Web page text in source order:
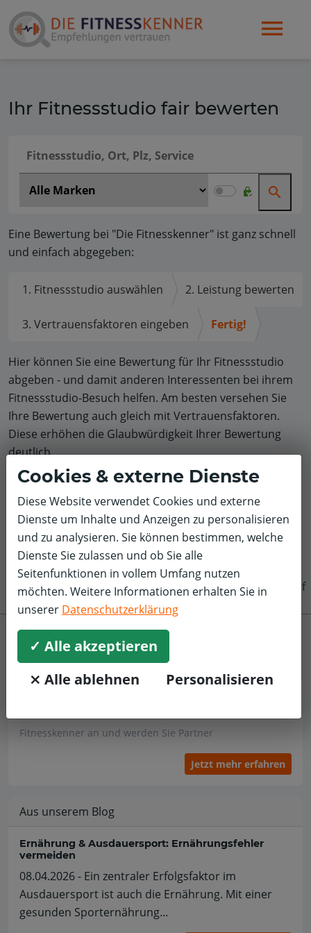
Ihr Fitnessstudio fair bewerten
Eine Bewertung bei "Die Fitnesskenner" ist ganz schnell
und einfach abgegeben:
1. Fitnessstudio auswählen 2. Leistung bewerten
3. Vertrauensfaktoren eingeben Fertig!
Hier können Sie eine Bewertung für Ihr Fitnessstudio
abgeben - und damit anderen Interessenten bei ihrem
Fitnessstudio-Besuch helfen. Am besten versehen Sie
Ihre Bewertung auch gleich mit Vertrauensfaktoren.
Diese erhöhen die Glaubwürdigkeit Ihrer Bewertung
deutlich.
Händler
Fitnesskenner an und werden Sie Partner
Jetzt mehr erfahren
Aus unserem Blog
Ernährung & Ausdauersport: Ernährungsfehler
vermeiden
08.04.2026 - Ein zentraler Erfolgsfaktor im
Ausdauersport ist auch die Ernährung. Mit einer
gesunden Sporternährung...
Cookies & externe Dienste
Diese Website verwendet Cookies und externe
Dienste um Inhalte und Anzeigen zu personalisieren
und zu analysieren. Sie können bestimmen, welche
Dienste Sie zulassen und ob Sie alle
Seitenfunktionen in vollem Umfang nutzen
möchten. Weitere Informationen erhalten Sie in
unserer Datenschutzerklärung
✓ Alle akzeptieren
⨯ Alle ablehnen
Personalisieren
f